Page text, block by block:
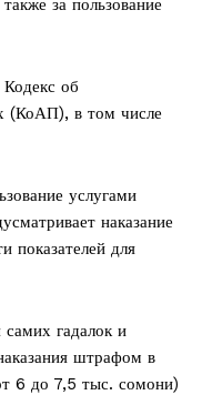
Кодекс об
(КоАП), в том числе
услугами
наказание
показателей для
гадалок и
штрафом в
6 до 7,5 тыс. сомони)